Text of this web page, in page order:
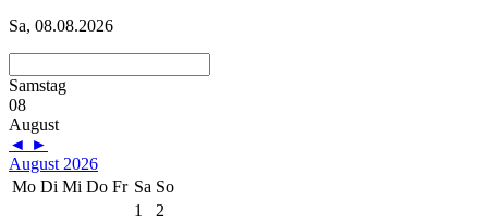
Sa, 08.08.2026
Samstag
08
August
◄ ►
August 2026
Mo Di Mi Do Fr Sa So
1
2